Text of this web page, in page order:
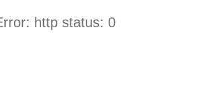
http status: 0